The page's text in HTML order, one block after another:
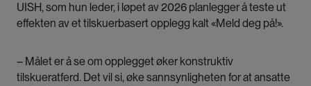
UISH, som hun leder, i løpet av 2026 planlegger å teste ut
effekten av et tilskuerbasert opplegg kalt «Meld deg på!».
– Målet er å se om opplegget øker konstruktiv
tilskueratferd. Det vil si, øke sannsynligheten for at ansatte